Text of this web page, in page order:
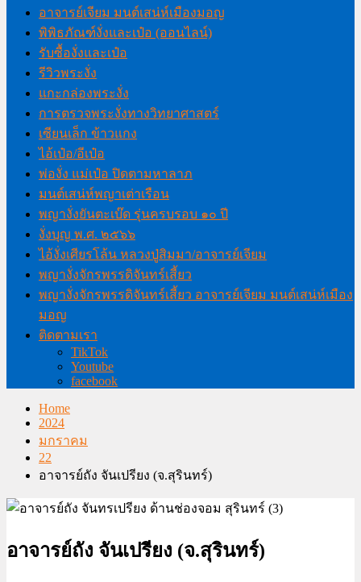
อาจารย์เจียม มนต์เสน่ห์เมืองมอญ
พิพิธภัณฑ์งั่งและเป๋อ (ออนไลน์)
รับซื้องั่งและเป๋อ
รีวิวพระงั่ง
แกะกล่องพระงั่ง
การตรวจพระงั่งทางวิทยาศาสตร์
เซียนเล็ก ข้าวแกง
ไอ้เป๋อ/อีเป๋อ
พ่องั่ง แม่เป๋อ ปิดตามหาลาภ
มนต์เสน่ห์พญาเต่าเรือน
พญางั่งยันตะเบ๊ด รุ่นครบรอบ ๑๐ ปี
งั่งบุญ พ.ศ. ๒๕๖๖
ไอ้งั่งเศียรโล้น หลวงปู่สิมมา/อาจารย์เจียม
พญางั่งจักรพรรดิจันทร์เสี้ยว
พญางั่งจักรพรรดิจันทร์เสี้ยว อาจารย์เจียม มนต์เสน่ห์เมือง
มอญ
ติดตามเรา
TikTok
Youtube
facebook
Home
2024
มกราคม
22
อาจารย์ถัง จันเปรียง (จ.สุรินทร์)
อาจารย์ถัง จันเปรียง (จ.สุรินทร์)